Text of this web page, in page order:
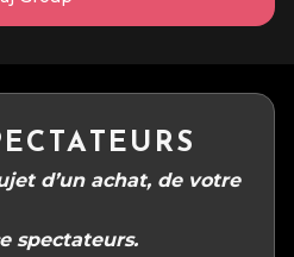
d’un achat, de votre
spectateurs.